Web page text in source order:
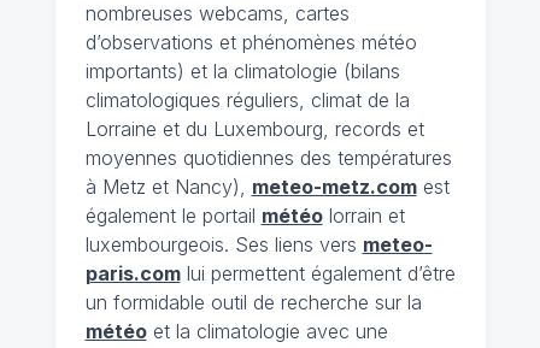
nombreuses webcams, cartes
d’observations et phénomènes météo
importants) et la climatologie (bilans
climatologiques réguliers, climat de la
Lorraine et du Luxembourg, records et
moyennes quotidiennes des températures
à Metz et Nancy), meteo-metz.comest
également le portail météolorrain et
luxembourgeois. Ses liens vers meteo-
paris.comlui permettent également d’être
un formidable outil de recherche sur la
météoet la climatologie avec une